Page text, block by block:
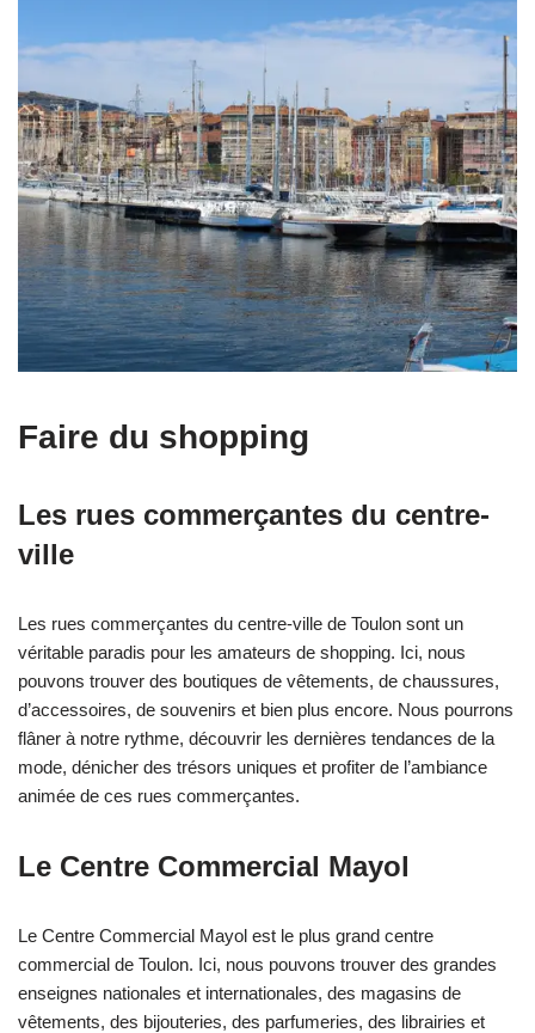
Faire du shopping
Les rues commerçantes du centre-
ville
Les rues commerçantes du centre-ville de Toulon sont un
véritable paradis pour les amateurs de shopping. Ici, nous
pouvons trouver des boutiques de vêtements, de chaussures,
d’accessoires, de souvenirs et bien plus encore. Nous pourrons
flâner à notre rythme, découvrir les dernières tendances de la
mode, dénicher des trésors uniques et profiter de l’ambiance
animée de ces rues commerçantes.
Le Centre Commercial Mayol
Le Centre Commercial Mayol est le plus grand centre
commercial de Toulon. Ici, nous pouvons trouver des grandes
enseignes nationales et internationales, des magasins de
vêtements, des bijouteries, des parfumeries, des librairies et